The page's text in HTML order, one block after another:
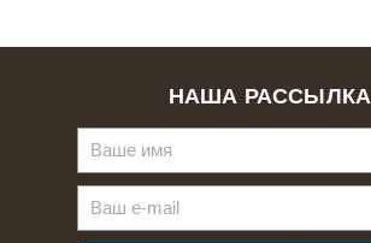
НАША РАССЫЛКА